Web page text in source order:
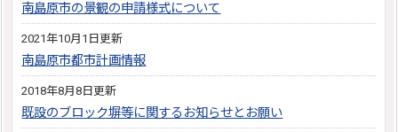
南島原市の景観の申請様式について
2021年10月1日更新
南島原市都市計画情報
2018年8月8日更新
既設のブロック塀等に関するお知らせとお願い